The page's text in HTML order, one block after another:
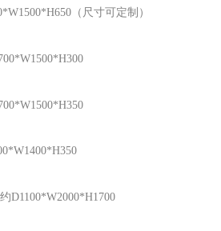
（尺寸可定制）
D1100*W2000*H1700